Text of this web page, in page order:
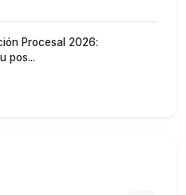
Procesal 2026:
pos...